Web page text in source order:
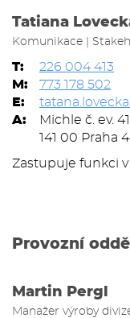
Tatiana
Komunikace |
T:
226 004 413
M:
773 178 502
E:
A:
Michle č. ev.
141 00 Praha 4
Zastupuje funkci
Provozní
Martin Pergl
Manažer výroby